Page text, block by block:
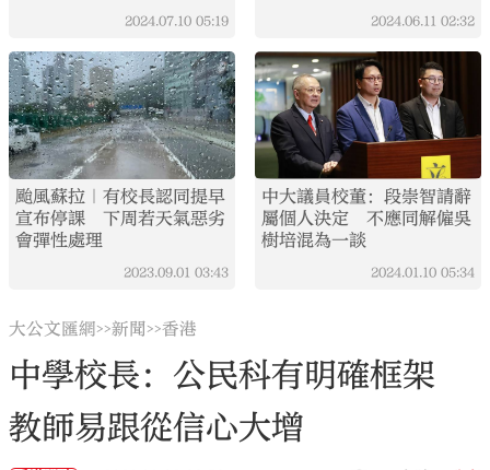
2024.07.10 05:19 2024.06.11 02:32
颱風蘇拉｜有校長認同提早
宣布停課 下周若天氣惡劣
會彈性處理
2023.09.01 03:43
中大議員校董：段崇智請辭
屬個人決定 不應同解僱吳
樹培混為一談
2024.01.10 05:34
大公文匯網>>新聞>>香港
中學校長：公民科有明確框架
教師易跟從信心大增